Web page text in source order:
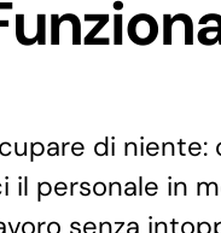
di niente:
il personale in